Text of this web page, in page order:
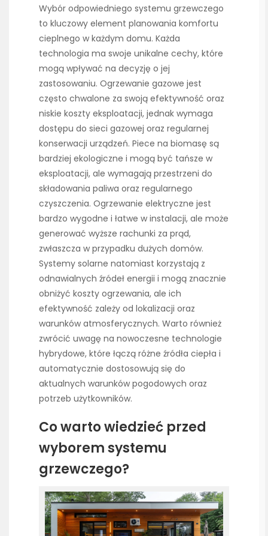
Wybór odpowiedniego systemu grzewczego
to kluczowy element planowania komfortu
cieplnego w każdym domu. Każda
technologia ma swoje unikalne cechy, które
mogą wpływać na decyzję o jej
zastosowaniu. Ogrzewanie gazowe jest
często chwalone za swoją efektywność oraz
niskie koszty eksploatacji, jednak wymaga
dostępu do sieci gazowej oraz regularnej
konserwacji urządzeń. Piece na biomasę są
bardziej ekologiczne i mogą być tańsze w
eksploatacji, ale wymagają przestrzeni do
składowania paliwa oraz regularnego
czyszczenia. Ogrzewanie elektryczne jest
bardzo wygodne i łatwe w instalacji, ale może
generować wyższe rachunki za prąd,
zwłaszcza w przypadku dużych domów.
Systemy solarne natomiast korzystają z
odnawialnych źródeł energii i mogą znacznie
obniżyć koszty ogrzewania, ale ich
efektywność zależy od lokalizacji oraz
warunków atmosferycznych. Warto również
zwrócić uwagę na nowoczesne technologie
hybrydowe, które łączą różne źródła ciepła i
automatycznie dostosowują się do
aktualnych warunków pogodowych oraz
potrzeb użytkowników.
Co warto wiedzieć przed
wyborem systemu
grzewczego?